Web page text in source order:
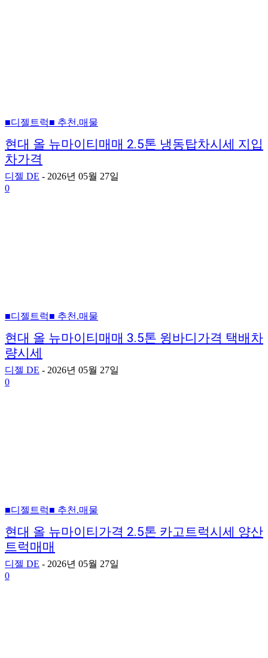
■디젤트럭■ 추천.매물
현대 올 뉴마이티매매 2.5톤 냉동탑차시세 지입
차가격
디젤 DE - 2026년 05월 27일
0
■디젤트럭■ 추천.매물
현대 올 뉴마이티매매 3.5톤 윙바디가격 택배차
량시세
디젤 DE - 2026년 05월 27일
0
■디젤트럭■ 추천.매물
현대 올 뉴마이티가격 2.5톤 카고트럭시세 양산
트럭매매
디젤 DE - 2026년 05월 27일
0